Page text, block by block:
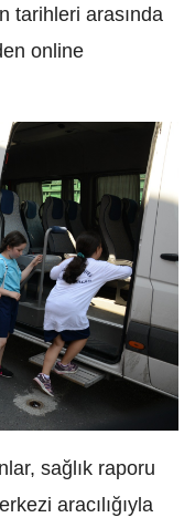
tarihleri arasında
online
sağlık raporu
aracılığıyla